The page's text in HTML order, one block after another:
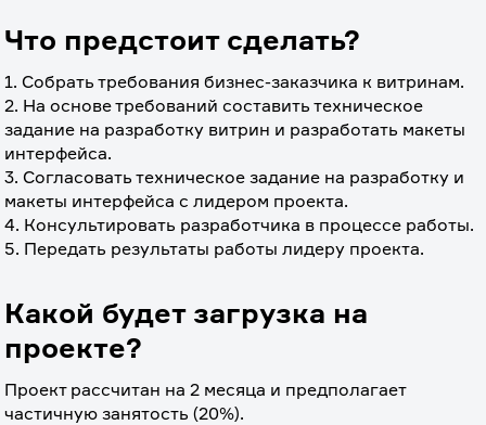
Что предстоит сделать?
1. Собрать требования бизнес-заказчика к витринам.
2. На основе требований составить техническое
задание на разработку витрин и разработать макеты
интерфейса.
3. Согласовать техническое задание на разработку и
макеты интерфейса с лидером проекта.
4. Консультировать разработчика в процессе работы.
5. Передать результаты работы лидеру проекта.
Какой будет загрузка на
проекте?
Проект рассчитан на 2 месяца и предполагает
частичную занятость (20%).